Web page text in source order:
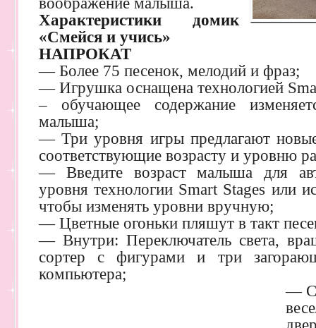
Характеристики домик
«Смейся и учись»
НАПРОКАТ
— Более 75 песенок, мелодий и фраз;
— Игрушка оснащена технологией
– обучающее содержание
малыша;
— Три уровня игры предлагают
соответствующие возрасту и уровню
— Введите возраст малыша для
уровня технологии Smart Stages или
чтобы изменять уровни вручную;
— Цветные огоньки пляшут в такт
— Внутри: Переключатель света,
сортер с фигурами и три
компьютера;
—